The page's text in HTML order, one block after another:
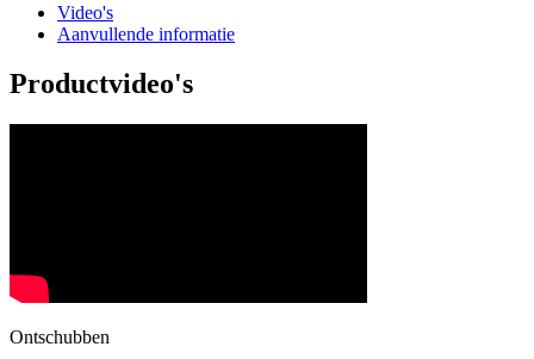
Video's
Aanvullende informatie
Productvideo's
Ontschubben